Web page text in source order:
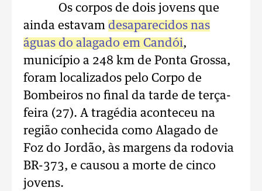
Os corpos de dois jovens que
ainda estavam desaparecidos nas
águas do alagado em Candói,
município a 248 km de Ponta Grossa,
foram localizados pelo Corpo de
Bombeiros no final da tarde de terça-
feira (27). A tragédia aconteceu na
região conhecida como Alagado de
Foz do Jordão, às margens da rodovia
BR-373, e causou a morte de cinco
jovens.